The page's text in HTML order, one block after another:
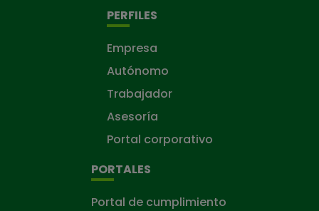
PERFILES
Empresa
Autónomo
Trabajador
Asesoría
Portal corporativo
PORTALES
Portal de cumplimiento